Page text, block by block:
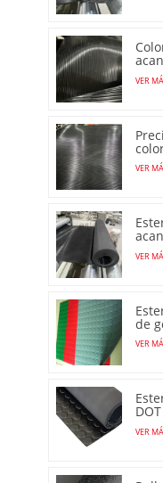
VER
VER
VER
de
con
de
VER
de
VER